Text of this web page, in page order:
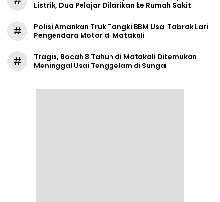
Listrik, Dua Pelajar Dilarikan ke Rumah Sakit
#
Polisi Amankan Truk Tangki BBM Usai Tabrak Lari
Pengendara Motor di Matakali
#
Tragis, Bocah 8 Tahun di Matakali Ditemukan
Meninggal Usai Tenggelam di Sungai